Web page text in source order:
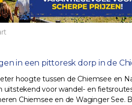
van de Chiemgauer
in een pittoresk dorp in de
hoogte tussen de Chiemsee en
voor wandel- en
Chiemsee en de Waginger See.